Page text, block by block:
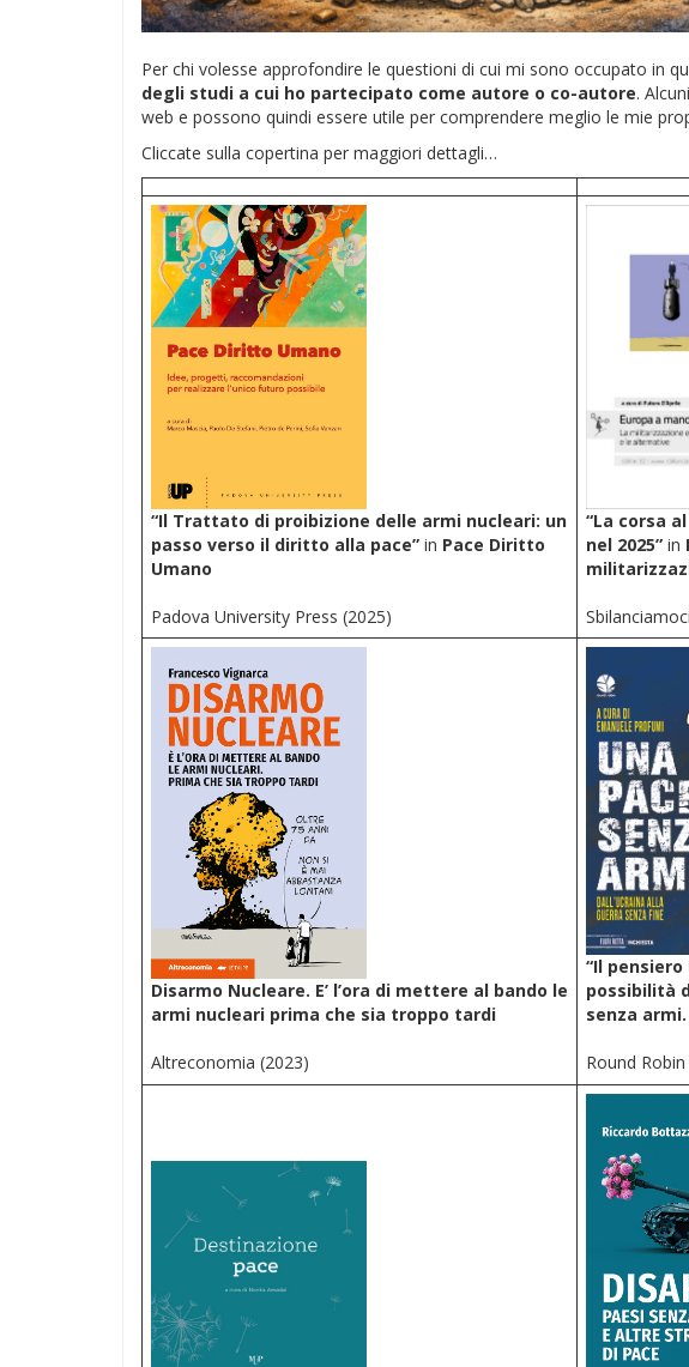
Per chi volesse approfondire le questioni di cui mi sono occupato in
degli studi a cui ho partecipato come autore o co-autore.
web e possono quindi essere utile per comprendere meglio le mie
Cliccate sulla copertina per maggiori dettagli…
“Il Trattato di proibizione delle armi nucleari: un
passo verso il diritto alla pace” in Pace Diritto
Umano
Padova University Press (2025)
“La corsa
nel 2025” in
Disarmo Nucleare. E’ l’ora di mettere al bando le
armi nucleari prima che sia troppo tardi
Altreconomia (2023)
“Il
possibilità
senza
Round